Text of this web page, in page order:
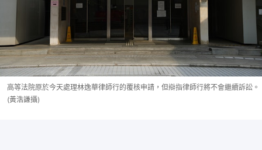
高等法院原於今天處理林逸華律師行的覆核申請，但辯指律師行將不會繼續訴訟。
(黃浩謙攝)